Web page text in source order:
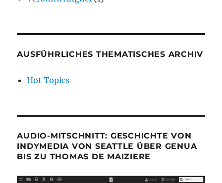
AUSFÜHRLICHES THEMATISCHES ARCHIV
Hot Topics
AUDIO-MITSCHNITT: GESCHICHTE VON
INDYMEDIA VON SEATTLE ÜBER GENUA
BIS ZU THOMAS DE MAIZIERE